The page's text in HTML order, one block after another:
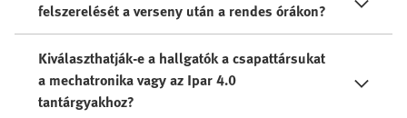
felszerelését a verseny után a rendes órákon?
Kiválaszthatják-e a hallgatók a csapattársukat
a mechatronika vagy az Ipar 4.0
tantárgyakhoz?